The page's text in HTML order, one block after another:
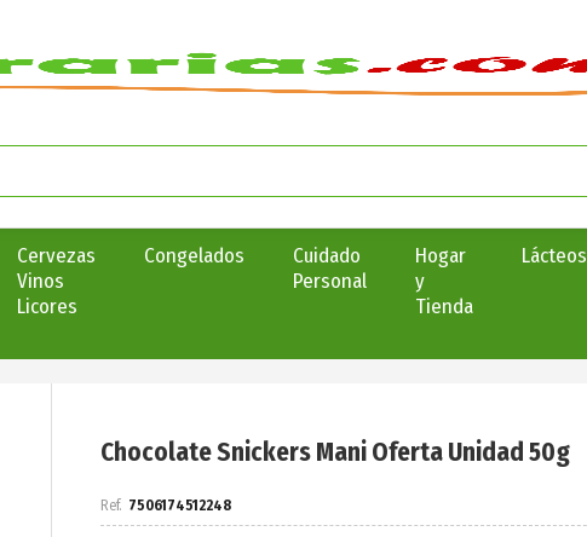
Cervezas
Vinos
Licores
Congelados
Cuidado
Personal
Hogar
y
Tienda
Lácteos
Chocolate Snickers Mani Oferta Unidad 50g
7506174512248